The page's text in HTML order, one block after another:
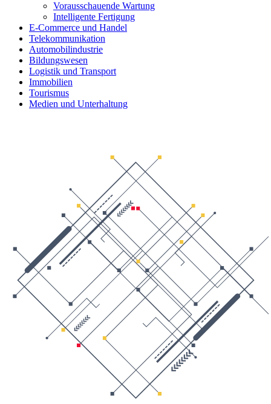
Vorausschauende Wartung
Intelligente Fertigung
E-Commerce und Handel
Telekommunikation
Automobilindustrie
Bildungswesen
Logistik und Transport
Immobilien
Tourismus
Medien und Unterhaltung